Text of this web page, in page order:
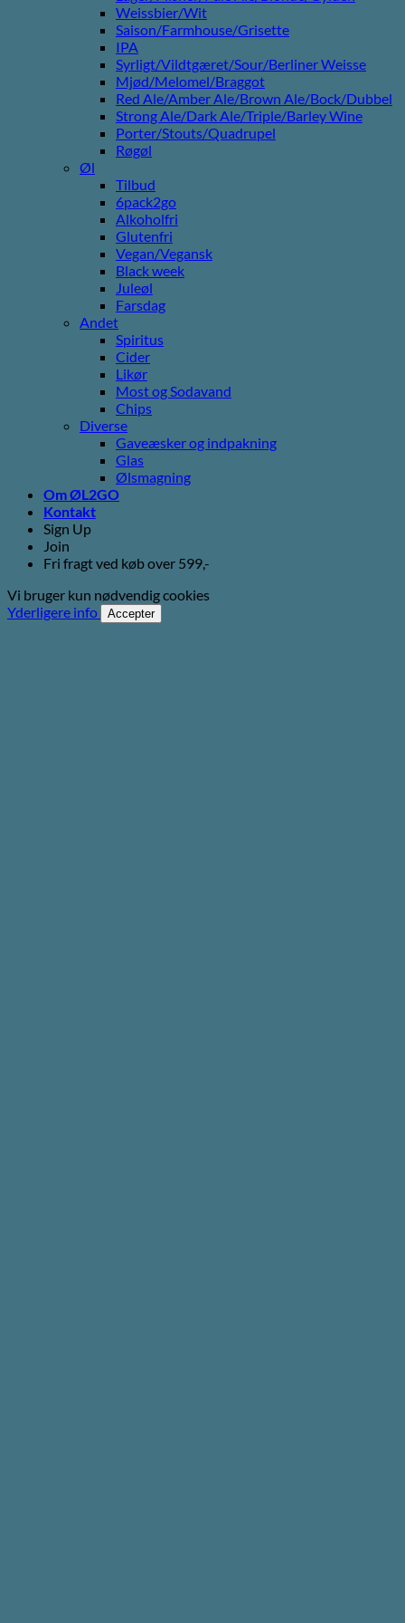
Weissbier/Wit
Saison/Farmhouse/Grisette
IPA
Syrligt/Vildtgæret/Sour/Berliner Weisse
Mjød/Melomel/Braggot
Red Ale/Amber Ale/Brown Ale/Bock/Dubbel
Strong Ale/Dark Ale/Triple/Barley Wine
Porter/Stouts/Quadrupel
Røgøl
Øl
Tilbud
6pack2go
Alkoholfri
Glutenfri
Vegan/Vegansk
Black week
Juleøl
Farsdag
Andet
Spiritus
Cider
Likør
Most og Sodavand
Chips
Diverse
Gaveæsker og indpakning
Glas
Ølsmagning
Om ØL2GO
Kontakt
Sign Up
Join
Fri fragt ved køb over 599,-
Vi bruger kun nødvendig cookies
Yderligere info
Accepter